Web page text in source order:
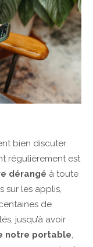
bien discuter
régulièrement est
dérangé à toute
sur les applis,
de
jusqu’à avoir
notre portable,